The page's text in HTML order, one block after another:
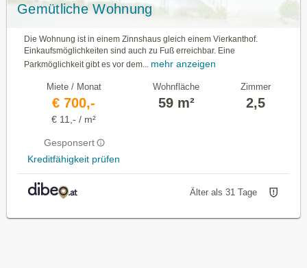
Gemütliche Wohnung
Die Wohnung ist in einem Zinnshaus gleich einem Vierkanthof.
Einkaufsmöglichkeiten sind auch zu Fuß erreichbar. Eine
Parkmöglichkeit gibt es vor dem...
mehr anzeigen
Miete / Monat
€ 700,-
€ 11,- / m²
Gesponsert
Kreditfähigkeit prüfen
Wohnfläche
59 m²
Zimmer
2,5
Älter als 31 Tage